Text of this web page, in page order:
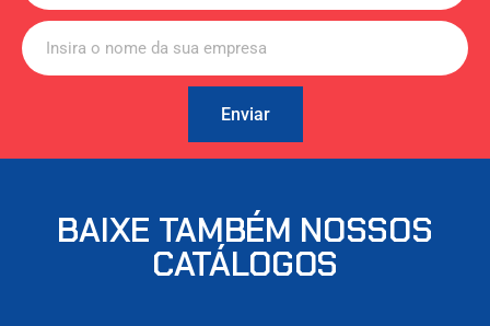
Enviar
BAIXE TAMBÉM NOSSOS
CATÁLOGOS